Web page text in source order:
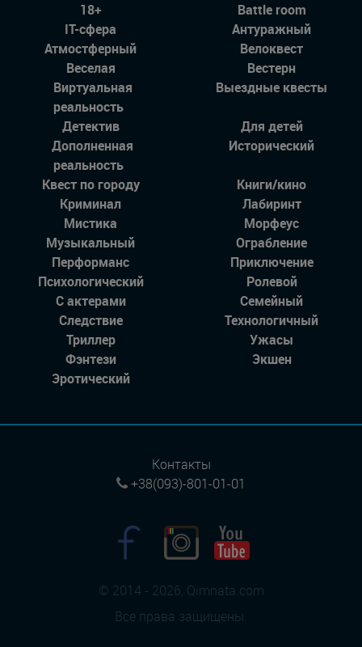
18+
Battle room
IT-сфера
Антуражный
Атмостферный
Велоквест
Веселая
Вестерн
Виртуальная
реальность
Выездные квесты
Детектив
Для детей
Дополненная
реальность
Исторический
Квест по городу
Книги/кино
Криминал
Лабиринт
Мистика
Морфеус
Музыкальный
Ограбление
Перформанс
Приключение
Психологический
Ролевой
С актерами
Семейный
Следствие
Технологичный
Триллер
Ужасы
Фэнтези
Экшен
Эротический
© 2014 - 2026, Qimnata.com
Все права защищены.
Контакты
+38(093)-801-01-01